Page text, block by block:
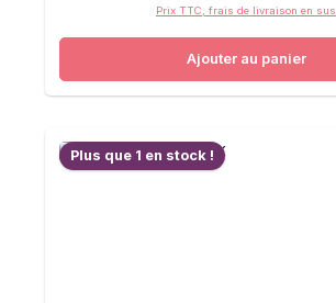
Prix TTC, frais de livraison en sus
Ajouter au panier
Plus que 1 en stock !